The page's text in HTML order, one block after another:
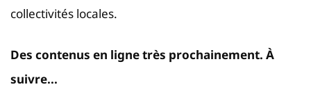
collectivités locales.
Des contenus en ligne très prochainement. À
suivre...